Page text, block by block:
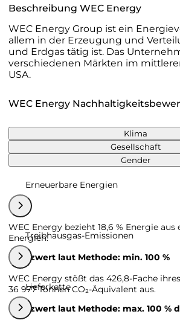
Beschreibung WEC Energy
WEC Energy Group ist ein
allem in der Erzeugung und
und Erdgas tätig ist. Das
verschiedenen Märkten im
USA.
WEC Energy
Klima
Gesellschaft
Gender
Erneuerbare Energien
WEC Energy bezieht 18,6 % Energie aus
Energien.
Grenzwert laut Methode: min. 100 %
Treibhausgas-Emissionen
WEC Energy stößt das 426,8-Fache
36 977 Tonnen CO₂-Äquivalent aus.
Grenzwert laut Methode: max. 100 %
Lieferkette